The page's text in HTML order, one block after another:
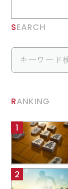
SEARCH
RANKING